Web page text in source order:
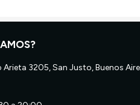
3205, San Justo, Buenos